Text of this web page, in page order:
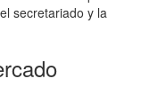
secretariado y la